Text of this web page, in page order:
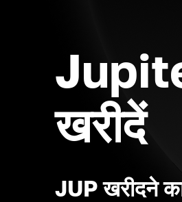
खरीदें
JUP खरीदने